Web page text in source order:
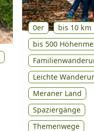
0er
bis 10 km
bis 500
Leichte
Meraner Land
Spaziergänge
Themenwege